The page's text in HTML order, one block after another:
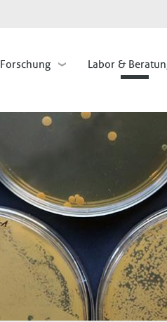
Forschung Labor &